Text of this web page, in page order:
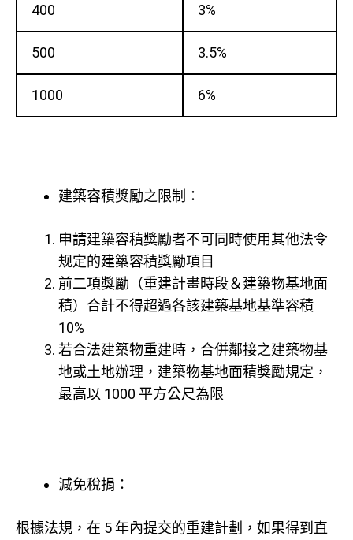
400 3%
500 3.5%
1000 6%
建築容積獎勵之限制：
申請建築容積獎勵者不可同時使用其他法令
规定的建築容積獎勵項目
前二項獎勵（重建計畫時段＆建築物基地面
積）合計不得超過各該建築基地基準容積
10%
若合法建築物重建時，合併鄰接之建築物基
地或土地辦理， 建築物基地面積獎勵規定，
最高以 1000 平方公尺為限
減免稅捐：
根據法規，在 5 年內提交的重建計劃，如果得到直